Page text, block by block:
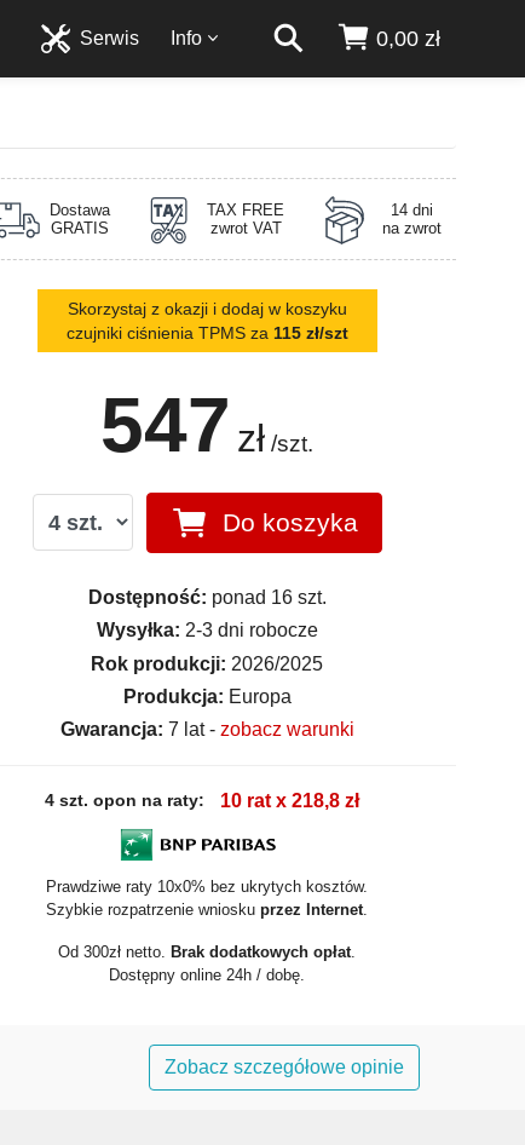
0,00 zł
Info
Serwis
Dostawa
GRATIS
TAX FREE
zwrot VAT
14 dni
na zwrot
Skorzystaj z okazji i dodaj w koszyku
czujniki ciśnienia TPMS za 115 zł/szt
547 zł /szt.
Do koszyka
Dostępność: ponad 16 szt.
Wysyłka: 2-3 dni robocze
Rok produkcji: 2026/2025
Produkcja: Europa
Gwarancja: 7 lat - zobacz warunki
4 szt. opon na raty: 10 rat x 218,8 zł
Prawdziwe raty 10x0% bez ukrytych kosztów.
Szybkie rozpatrzenie wnioskuprzez Internet.
Od 300zł netto. Brak dodatkowych opłat.
Dostępny online 24h / dobę.
Zobacz szczegółowe opinie